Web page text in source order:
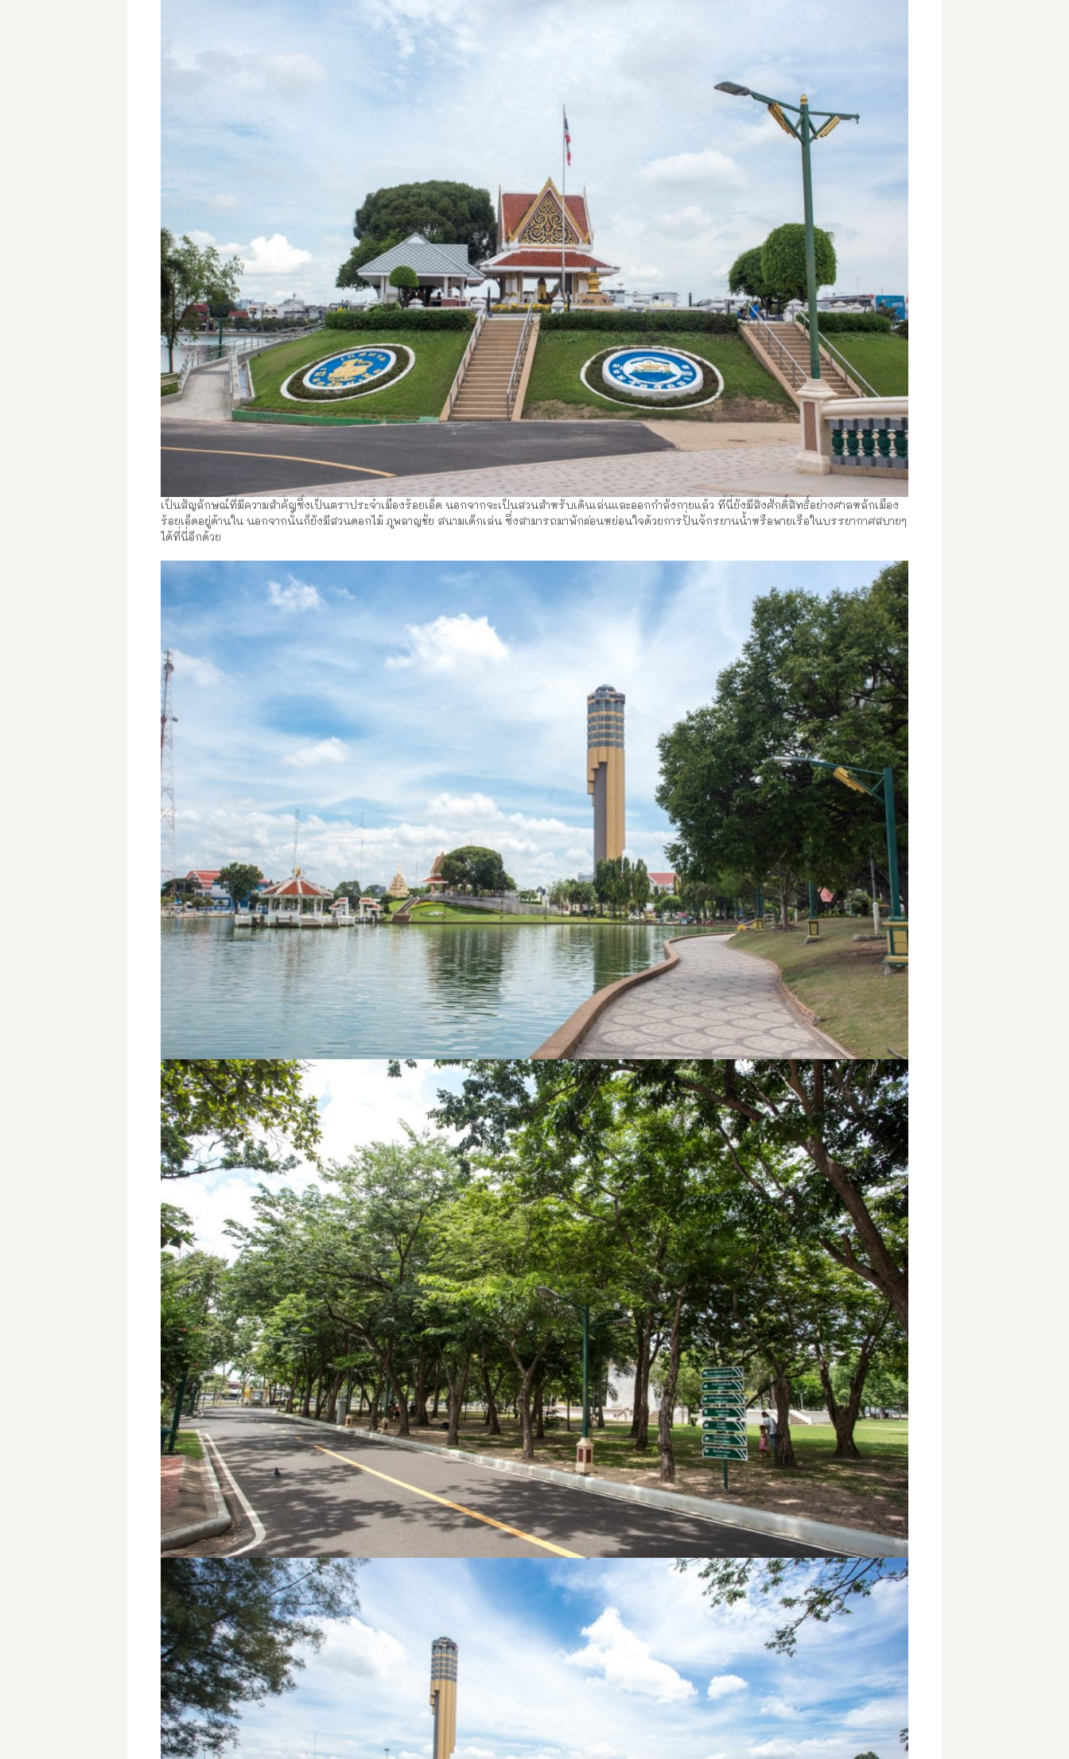
เป็นสัญลักษณ์ที่มีความสำคัญซึ่งเป็นตราประจำเมืองร้อยเอ็ด นอกจากจะเป็นสวนสำหรับเดินเล่นและออกกำลังกายแล้ว ที่นี่ยังมีสิ่งศักดิ์สิทธิ์อย่างศาลหลักเมือง
ร้อยเอ็ดอยู่ด้านใน นอกจากนั้นก็ยังมีสวนดอกไม้ ภูพลาญชัย สนามเด็กเล่น ซึ่งสามารถมาพักผ่อนหย่อนใจด้วยการปั่นจักรยานน้ำหรือพายเรือในบรรยากาศสบายๆ
ได้ที่นี่อีกด้วย